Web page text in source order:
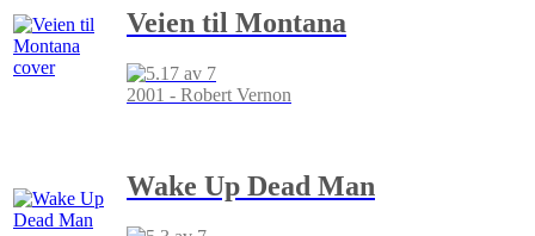
Veien til Montana
2001 - Robert Vernon
Wake Up Dead Man